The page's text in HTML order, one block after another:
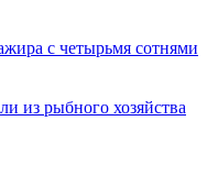
с четырьмя сотнями
из рыбного хозяйства